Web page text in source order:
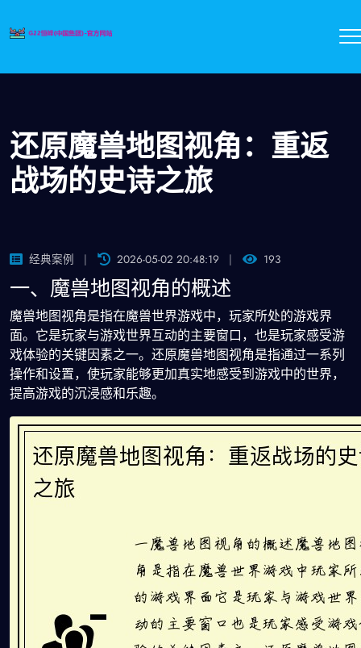
还原魔兽地图视角：重返
战场的史诗之旅
经典案例 2026-05-02 20:48:19 193
一、魔兽地图视角的概述
魔兽地图视角是指在魔兽世界游戏中，玩家所处的游戏界
面。它是玩家与游戏世界互动的主要窗口，也是玩家感受游
戏体验的关键因素之一。还原魔兽地图视角是指通过一系列
操作和设置，使玩家能够更加真实地感受到游戏中的世界，
提高游戏的沉浸感和乐趣。